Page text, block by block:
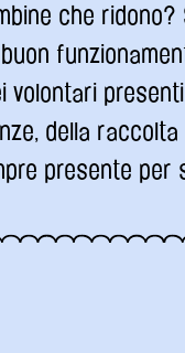
che ridono?
presenti
della
presente per